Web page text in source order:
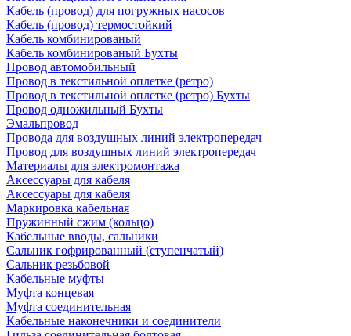
Кабель (провод) для погружных насосов
Кабель (провод) термостойкий
Кабель комбинированый
Кабель комбинированый Бухты
Провод автомобильный
Провод в текстильной оплетке (ретро)
Провод в текстильной оплетке (ретро) Бухты
Провод одножильный Бухты
Эмальпровод
Провода для воздушных линий электропередач
Провод для воздушных линий электропередач
Материалы для электромонтажа
Аксессуары для кабеля
Аксессуары для кабеля
Маркировка кабельная
Пружинный сжим (кольцо)
Кабельные вводы, сальники
Сальник гофрированный (ступенчатый)
Сальник резьбовой
Кабельные муфты
Муфта концевая
Муфта соединительная
Кабельные наконечники и соединители